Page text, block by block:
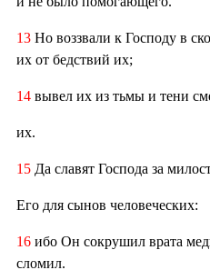
13 Но воззвали к Господу в
их от бедствий их;
14 вывел их из тьмы и тени
их.
15 Да славят Господа за
Его для сынов человеческих:
16 ибо Он сокрушил врата
сломил.